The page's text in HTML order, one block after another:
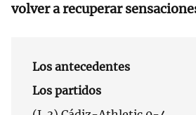
volver a recuperar
Los antecedentes
Los partidos